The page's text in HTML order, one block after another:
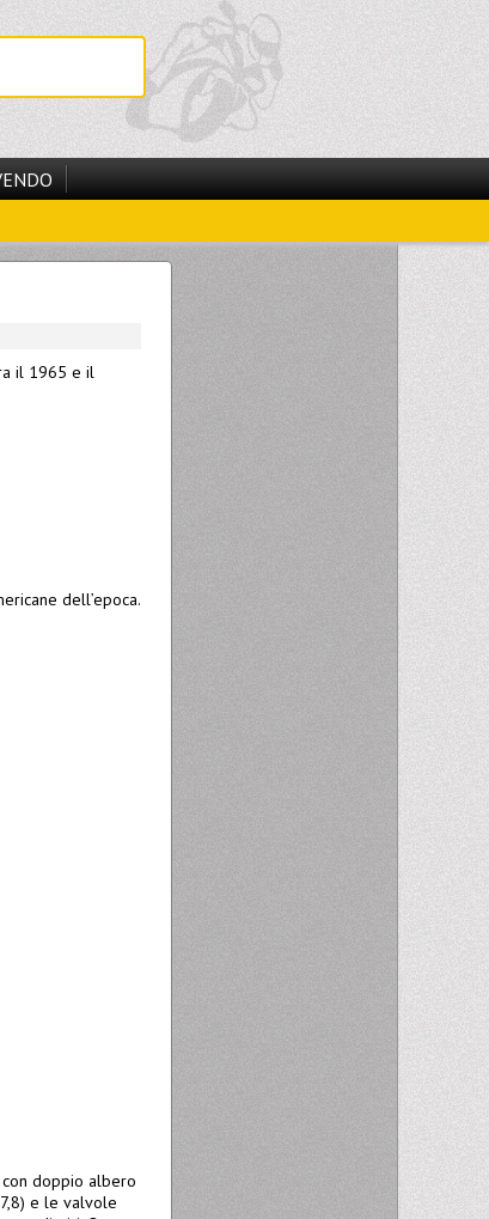
il 1965 e il
dell’epoca.
doppio albero
e le valvole